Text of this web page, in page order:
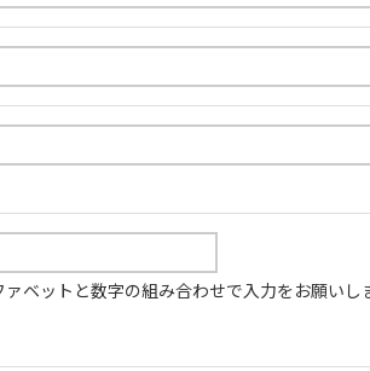
ベットと数字の組み合わせで入力をお願いし